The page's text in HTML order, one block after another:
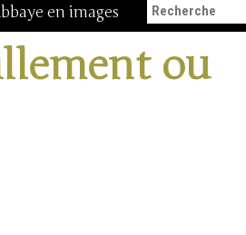
en images
ou